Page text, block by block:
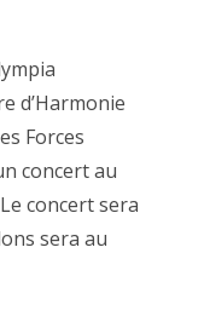
d’Harmonie
Forces
concert au
concert sera
sera au